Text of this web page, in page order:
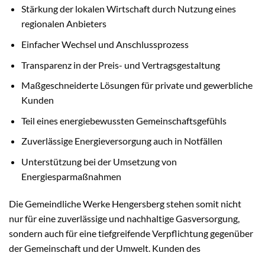
Stärkung der lokalen Wirtschaft durch Nutzung eines
regionalen Anbieters
Einfacher Wechsel und Anschlussprozess
Transparenz in der Preis- und Vertragsgestaltung
Maßgeschneiderte Lösungen für private und gewerbliche
Kunden
Teil eines energiebewussten Gemeinschaftsgefühls
Zuverlässige Energieversorgung auch in Notfällen
Unterstützung bei der Umsetzung von
Energiesparmaßnahmen
Die Gemeindliche Werke Hengersberg stehen somit nicht
nur für eine zuverlässige und nachhaltige Gasversorgung,
sondern auch für eine tiefgreifende Verpflichtung gegenüber
der Gemeinschaft und der Umwelt. Kunden des